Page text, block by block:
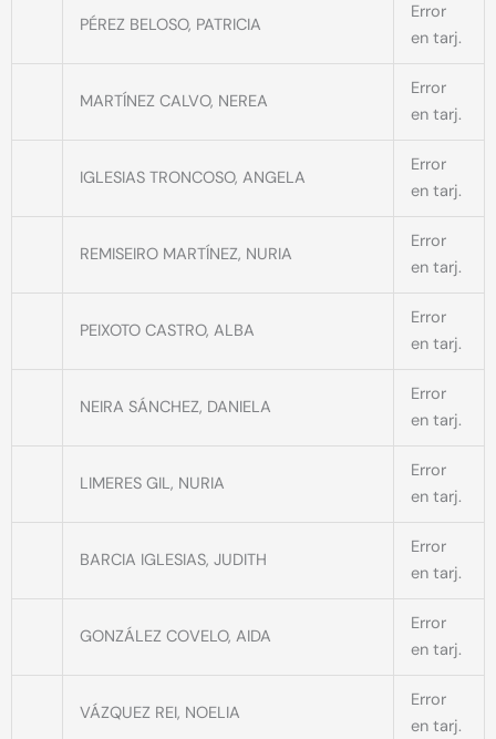
PÉREZ BELOSO, PATRICIA
Error
en tarj.
MARTÍNEZ CALVO, NEREA
Error
en tarj.
IGLESIAS TRONCOSO, ANGELA
Error
en tarj.
REMISEIRO MARTÍNEZ, NURIA
Error
en tarj.
PEIXOTO CASTRO, ALBA
Error
en tarj.
NEIRA SÁNCHEZ, DANIELA
Error
en tarj.
LIMERES GIL, NURIA
Error
en tarj.
BARCIA IGLESIAS, JUDITH
Error
en tarj.
GONZÁLEZ COVELO, AIDA
Error
en tarj.
VÁZQUEZ REI, NOELIA
Error
en tarj.